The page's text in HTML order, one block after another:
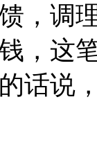
，调
，这
话说